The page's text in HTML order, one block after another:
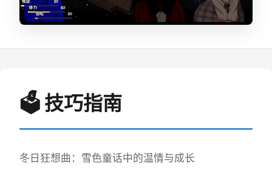
🗳️ 技巧指南
冬日狂想曲：雪色童话中的温情与成长